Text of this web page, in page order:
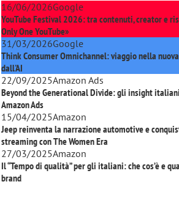
16/06/2026Google
YouTube Festival 2026: tra contenuti, creator e
Only One YouTube»
31/03/2026Google
Think Consumer Omnichannel: viaggio nella
dall'AI
22/09/2025Amazon Ads
Beyond the Generational Divide: gli insight
Amazon Ads
15/04/2025Amazon
Jeep reinventa la narrazione automotive e
streaming conThe Women Era
27/03/2025Amazon
Il “Tempo di qualità” per gli italiani: che cos’è e
brand